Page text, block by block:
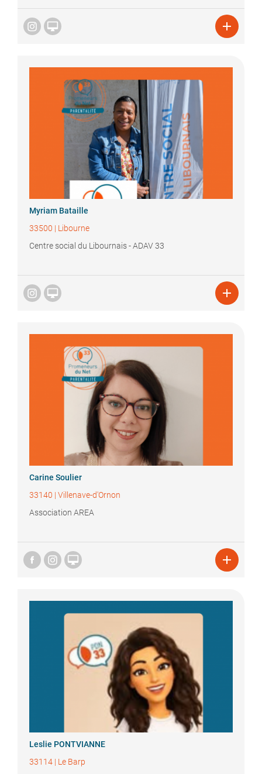
 
Myriam Bataille
33500 | Libourne
Centre social du Libournais - ADAV 33
 
Carine Soulier
33140 | Villenave-d'Ornon
Association AREA
 
Leslie PONTVIANNE
33114 | Le Barp